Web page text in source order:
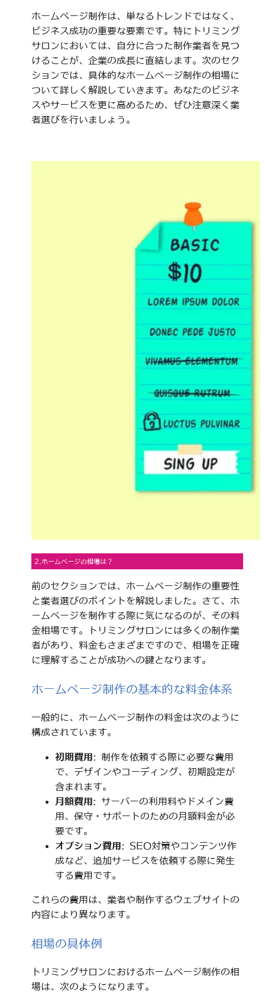
ホームページ制作は、単なるトレンドではなく、
ビジネス成功の重要な要素です。特にトリミング
サロンにおいては、自分に合った制作業者を見つ
けることが、企業の成長に直結します。次のセク
ションでは、具体的なホームページ制作の相場に
ついて詳しく解説していきます。あなたのビジネ
スやサービスを更に高めるため、ぜひ注意深く業
者選びを行いましょう。
2.ホームページの相場は？
前のセクションでは、ホームページ制作の重要性
と業者選びのポイントを解説しました。さて、ホ
ームページを制作する際に気になるのが、その料
金相場です。トリミングサロンには多くの制作業
者があり、料金もさまざまですので、相場を正確
に理解することが成功への鍵となります。
ホームページ制作の基本的な料金体系
一般的に、ホームページ制作の料金は次のように
構成されています。
初期費用: 制作を依頼する際に必要な費用
で、デザインやコーディング、初期設定が
含まれます。
月額費用: サーバーの利用料やドメイン費
用、保守・サポートのための月額料金が必
要です。
オプション費用: SEO対策やコンテンツ作
成など、追加サービスを依頼する際に発生
する費用です。
これらの費用は、業者や制作するウェブサイトの
内容により異なります。
相場の具体例
トリミングサロンにおけるホームページ制作の相
場は、次のようになります。